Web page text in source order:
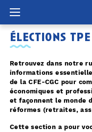
élections
Retrouvez dans notre
informations
de la CFE-CGC pour
économiques et
et façonnent le monde
réformes (retraites,
Cette section a pour
Panneau de gestion des